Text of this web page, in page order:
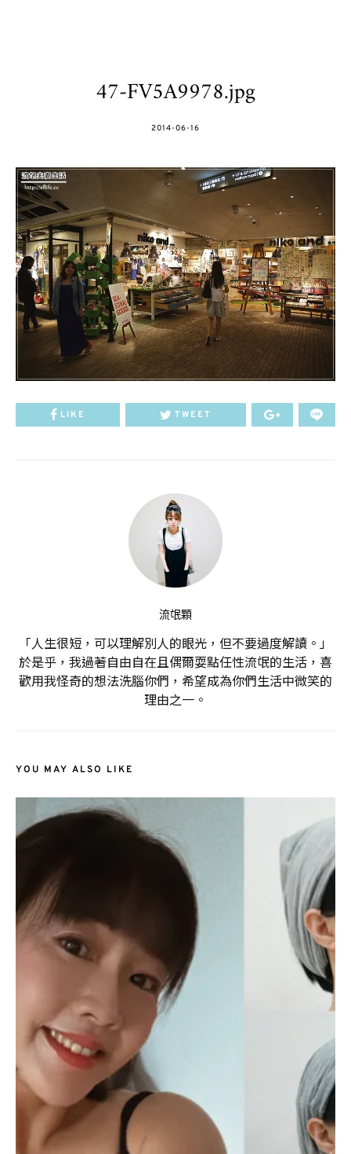
47-FV5A9978.jpg
POSTED
2014-06-16
LIKE TWEET
流氓顆
「人生很短，可以理解別人的眼光，但不要過度解讀。」
於是乎，我過著自由自在且偶爾耍點任性流氓的生活，喜
歡用我怪奇的想法洗腦你們，希望成為你們生活中微笑的
理由之一。
YOU MAY ALSO LIKE